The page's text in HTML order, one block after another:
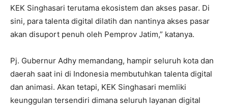
KEK Singhasari terutama ekosistem dan akses pasar. Di
sini, para talenta digital dilatih dan nantinya akses pasar
akan disuport penuh oleh Pemprov Jatim,” katanya.
Pj. Gubernur Adhy memandang, hampir seluruh kota dan
daerah saat ini di Indonesia membutuhkan talenta digital
dan animasi. Akan tetapi, KEK Singhasari memliki
keunggulan tersendiri dimana seluruh layanan digital